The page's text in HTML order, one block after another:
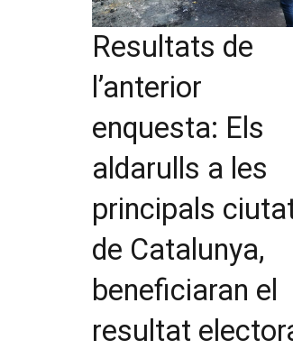
Resultats de
l’anterior
enquesta: Els
aldarulls a les
principals
de Catalunya,
beneficiaran el
resultat